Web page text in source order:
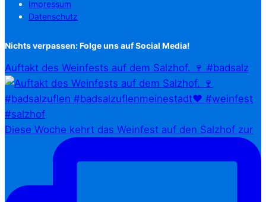
Impressum
Datenschutz
Nichts verpassen: Folge uns auf Social Media!
Auftakt des Weinfests auf dem Salzhof. 🍷 #badsalz
Diese Woche kehrt das Weinfest auf den Salzhof zur